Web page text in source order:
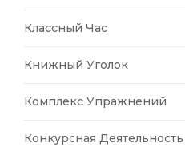
Классный Час
Книжный Уголок
Комплекс Упражнений
Конкурсная Деятельность